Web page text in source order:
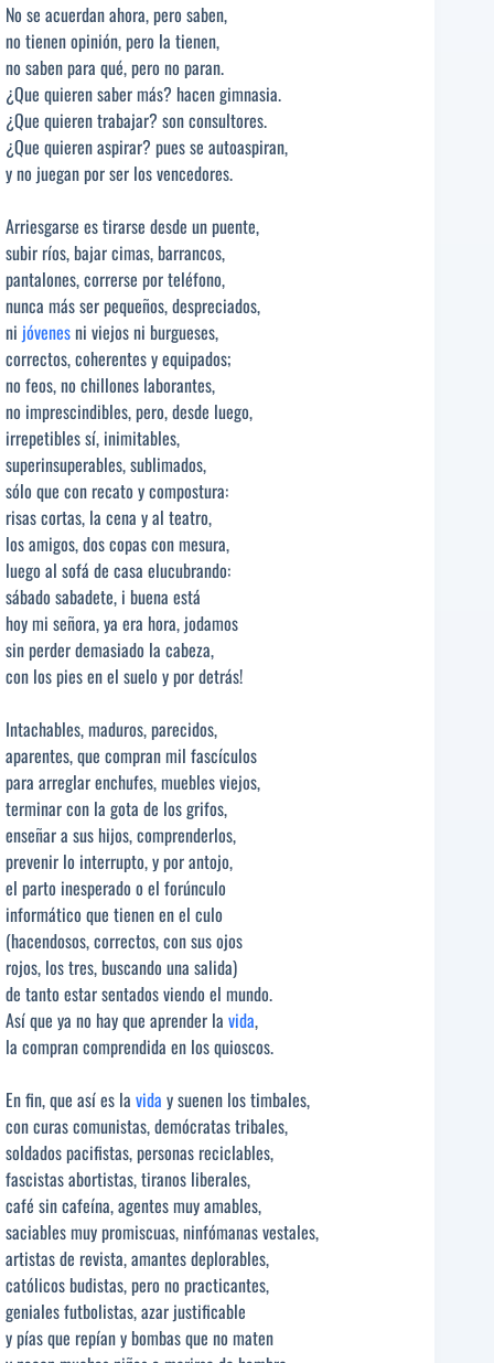
No se acuerdan ahora, pero saben,
no tienen opinión, pero la tienen,
no saben para qué, pero no paran.
¿Que quieren saber más? hacen gimnasia.
¿Que quieren trabajar? son consultores.
¿Que quieren aspirar? pues se autoaspiran,
y no juegan por ser los vencedores.
Arriesgarse es tirarse desde un puente,
subir ríos, bajar cimas, barrancos,
pantalones, correrse por teléfono,
nunca más ser pequeños, despreciados,
ni jóvenesni viejos ni burgueses,
correctos, coherentes y equipados;
no feos, no chillones laborantes,
no imprescindibles, pero, desde luego,
irrepetibles sí, inimitables,
superinsuperables, sublimados,
sólo que con recato y compostura:
risas cortas, la cena y al teatro,
los amigos, dos copas con mesura,
luego al sofá de casa elucubrando:
sábado sabadete, i buena está
hoy mi señora, ya era hora, jodamos
sin perder demasiado la cabeza,
con los pies en el suelo y por detrás!
Intachables, maduros, parecidos,
aparentes, que compran mil fascículos
para arreglar enchufes, muebles viejos,
terminar con la gota de los grifos,
enseñar a sus hijos, comprenderlos,
prevenir lo interrupto, y por antojo,
el parto inesperado o el forúnculo
informático que tienen en el culo
(hacendosos, correctos, con sus ojos
rojos, los tres, buscando una salida)
de tanto estar sentados viendo el mundo.
Así que ya no hay que aprender la vida,
la compran comprendida en los quioscos.
En fin, que así es la vida y suenen los timbales,
con curas comunistas, demócratas tribales,
soldados pacifistas, personas reciclables,
fascistas abortistas, tiranos liberales,
café sin cafeína, agentes muy amables,
saciables muy promiscuas, ninfómanas vestales,
artistas de revista, amantes deplorables,
católicos budistas, pero no practicantes,
geniales futbolistas, azar justificable
y pías que repían y bombas que no maten